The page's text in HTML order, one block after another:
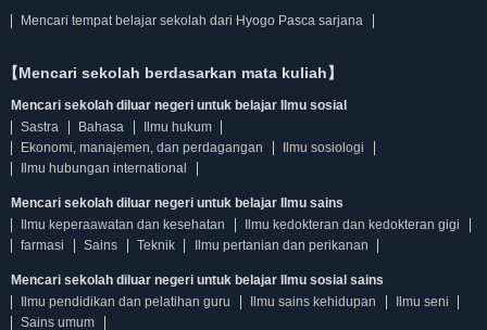
Mencari tempat belajar sekolah dari Hyogo Pasca sarjana
【Mencari sekolah berdasarkan mata kuliah】
Mencari sekolah diluar negeri untuk belajar Ilmu sosial
Sastra
Bahasa
Ilmu hukum
Ekonomi, manajemen, dan perdagangan
Ilmu sosiologi
Ilmu hubungan international
Mencari sekolah diluar negeri untuk belajar Ilmu sains
Ilmu keperaawatan dan kesehatan
Ilmu kedokteran dan kedokteran gigi
farmasi
Sains Teknik Ilmu pertanian dan perikanan
Mencari sekolah diluar negeri untuk belajar Ilmu sosial sains
Ilmu pendidikan dan pelatihan guru
Ilmu sains kehidupan
Ilmu seni
Sains umum